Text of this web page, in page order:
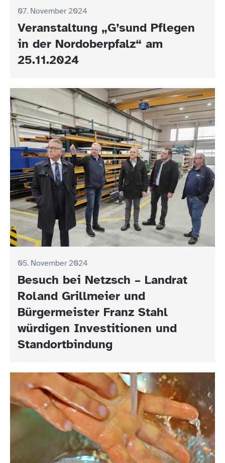
07. November 2024
Veranstaltung „G’sund Pflegen
in der Nordoberpfalz“ am
25.11.2024
05. November 2024
Besuch bei Netzsch – Landrat
Roland Grillmeier und
Bürgermeister Franz Stahl
würdigen Investitionen und
Standortbindung